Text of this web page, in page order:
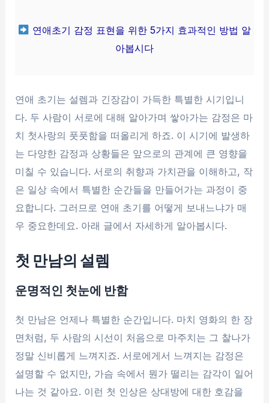
연애초기 감정 표현을 위한 5가지 효과적인 방법 알
아봅시다
연애 초기는 설렘과 긴장감이 가득한 특별한 시기입니
다. 두 사람이 서로에 대해 알아가며 쌓아가는 감정은 마
치 첫사랑의 풋풋함을 떠올리게 하죠. 이 시기에 발생하
는 다양한 감정과 상황들은 앞으로의 관계에 큰 영향을
미칠 수 있습니다. 서로의 취향과 가치관을 이해하고, 작
은 일상 속에서 특별한 순간들을 만들어가는 과정이 중
요합니다. 그러므로 연애 초기를 어떻게 보내느냐가 매
우 중요한데요. 아래 글에서 자세하게 알아봅시다.
첫 만남의 설렘
운명적인 첫눈에 반함
첫 만남은 언제나 특별한 순간입니다. 마치 영화의 한 장
면처럼, 두 사람의 시선이 처음으로 마주치는 그 찰나가
정말 신비롭게 느껴지죠. 서로에게서 느껴지는 감정은
설명할 수 없지만, 가슴 속에서 뭔가 떨리는 감각이 일어
나는 것 같아요. 이런 첫 인상은 상대방에 대한 호감을